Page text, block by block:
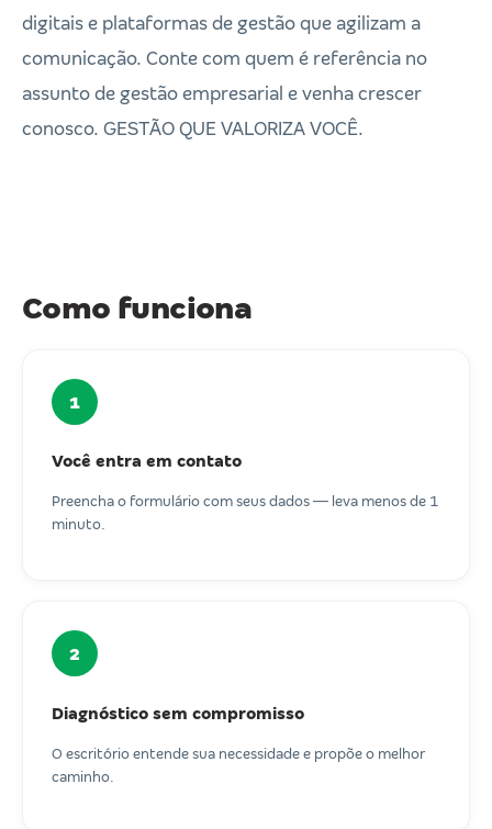
digitais e plataformas de gestão que agilizam a
comunicação. Conte com quem é referência no
assunto de gestão empresarial e venha crescer
conosco. GESTÃO QUE VALORIZA VOCÊ.
Como funciona
1
Você entra em contato
Preencha o formulário com seus dados — leva menos de 1
minuto.
2
Diagnóstico sem compromisso
O escritório entende sua necessidade e propõe o melhor
caminho.